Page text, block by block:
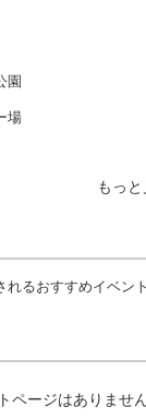
園
場
もっと
れるおすすめイベン
ページはありません